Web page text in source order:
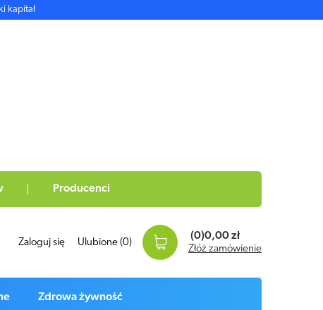
kapitał
Producenci
Zaloguj się Ulubione (0)
(0)0,00 zł
Złóż zamówienie
Zdrowa żywność